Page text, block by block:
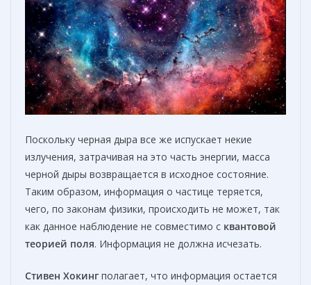
Поскольку черная дыра все же испускает некие
излучения, затрачивая на это часть энергии, масса
черной дыры возвращается в исходное состояние.
Таким образом, информация о частице теряется,
чего, по законам физики, происходить не может, так
как данное наблюдение не совместимо с квантовой
теорией поля. Информация не должна исчезать.
Стивен Хокинг полагает, что информация остается